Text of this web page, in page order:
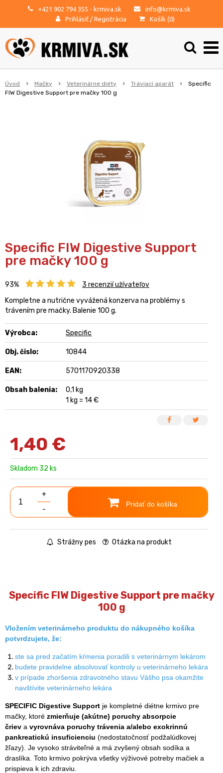
+421 902 794 355 - krmiva.sk
info@krmiva.sk
Prihlásiť / Registrácia Košík (0)
Úvod Mačky Veterinárne diéty Tráviaci aparát
Specific
FIW Digestive Support pre mačky 100 g
Specific FIW Digestive Support
pre mačky 100 g
93% 3 recenzií užívateľov
Kompletne a nutrične vyvážená konzerva na problémy s
trávením pre mačky. Balenie 100 g.
Výrobca: Specific
Obj. čislo: 10844
EAN: 5701170920338
Obsah balenia:
0,1 kg
1 kg = 14 €
1,40 €
Skladom 32 ks
+
-
Pridať do košíka
Strážny pes Otázka na produkt
Specific FIW Digestive Support pre mačky
100 g
Vložením veterinárneho produktu do nákupného košíka
potvrdzujete, že:
ste sa pred začatím kŕmenia poradili s veterinárnym lekárom
budete pravidelne absolvovať kontroly u veterinárneho lekára
v prípade zhoršenia zdravotného stavu Vášho psa okamžite
navštívite veterinárneho lekára
SPECIFIC Digestive Support je kompletné diétne krmivo pre
mačky, ktoré zmierňuje (akútne) poruchy absorpcie
čriev a vyrovnáva poruchy trávenia a/alebo exokrinnú
pankreatickú insuficienciu (nedostatočnosť podžalúdkovej
žľazy). Je vysoko stráviteľné a má zvyšený obsah sodíka a
draslíka. Toto krmivo pokrýva všetky výživové potreby mačiek a
prispieva k ich zdraviu.